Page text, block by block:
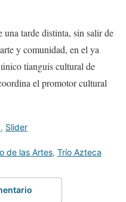
tarde distinta, sin salir de
y comunidad, en el ya
tianguis cultural de
el promotor cultural
, Slider
de las Artes, Trío Azteca